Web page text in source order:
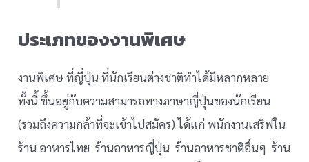
ประเภทของงานพิเศษ
งานพิเศษ ที่ญี่ปุ่น ที่นักเรียนต่างชาติทำได้มีหลากหลาย
ทั้งนี้ ขึ้นอยู่กับความสามารถทางภาษาญี่ปุ่นของนักเรียน
(รวมถึงความกล้าที่จะเข้าไปสมัคร) ได้แก่ พนักงานเสริฟใน
ร้าน อาหารไทย ร้านอาหารญี่ปุ่น ร้านอาหารชาติอื่นๆ ร้าน